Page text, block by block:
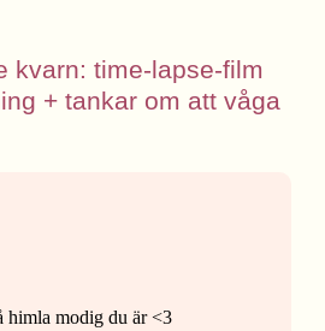
kvarn: time-lapse-film
+ tankar om att våga
himla modig du är <3